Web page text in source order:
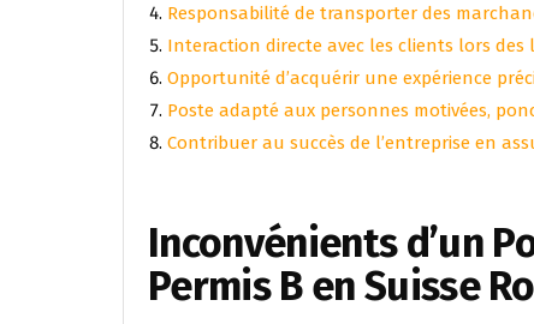
Responsabilité de transporter des
Interaction directe avec les clients lors des
Opportunité d’acquérir une expérience
Poste adapté aux personnes motivées,
Contribuer au succès de l’entreprise en
Inconvénients d’un
Permis B en Suisse